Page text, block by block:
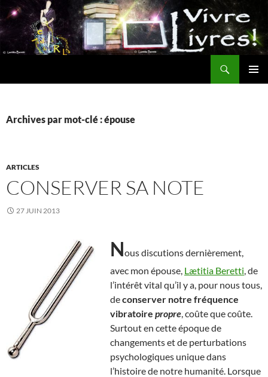
Aller
au
contenu
Archives par mot-clé : épouse
ARTICLES
CONSERVER SA NOTE
27 JUIN 2013
Nous discutions dernièrement,
avec mon épouse, Lætitia Beretti , de
l’intérêt vital qu’il y a, pour nous tous,
deconserver notre fréquence
vibratoire propre , coûte que coûte.
Surtout en cette époque de
changements et de perturbations
psychologiques unique dans
l’histoire de notre humanité. Lorsque